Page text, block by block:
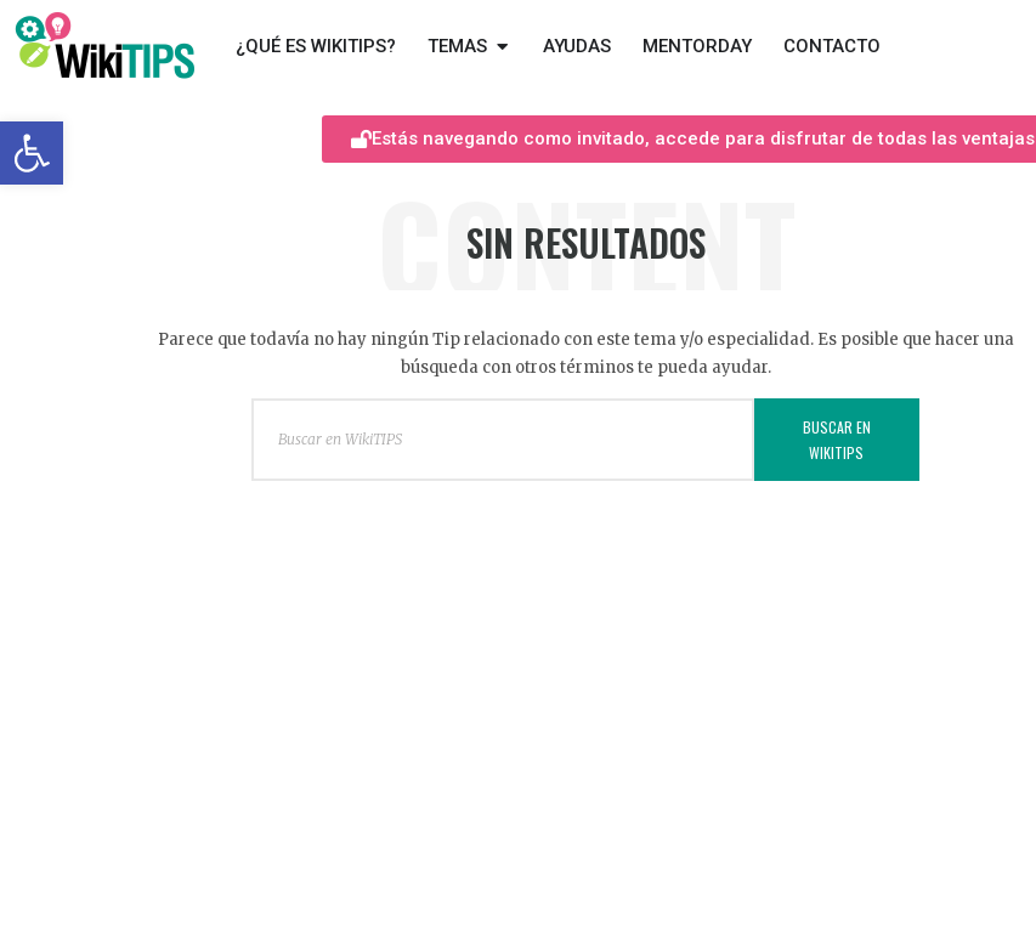
Abrir barra de herramientas
¿QUÉ ES WIKITIPS? TEMAS AYUDAS MENTORDAY CONTACTO
Estás navegando como invitado, accede para disfrutar de todas las ventajas
CONTENT
SIN RESULTADOS
Parece que todavía no hay ningún Tip relacionado con este tema y/o especialidad. Es posible que hacer una
búsqueda con otros términos te pueda ayudar.
BUSCAR EN
WIKITIPS